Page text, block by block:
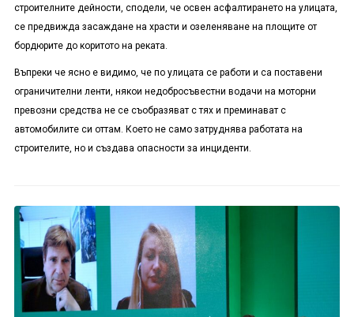
строителните дейности, сподели, че освен асфалтирането на улицата,
се предвижда засаждане на храсти и озеленяване на площите от
бордюрите до коритото на реката.
Въпреки че ясно е видимо, че по улицата се работи и са поставени
ограничителни ленти, някои недобросъвестни водачи на моторни
превозни средства не се съобразяват с тях и преминават с
автомобилите си оттам. Което не само затруднява работата на
строителите, но и създава опасности за инциденти.